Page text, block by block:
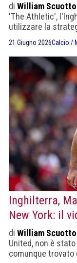
di William Scuotto
'The Athletic',
utilizzare la
21 Giugno 2026Calcio /
Inghilterra,
New York: il
di William Scuotto
United, non è
comunque trovato